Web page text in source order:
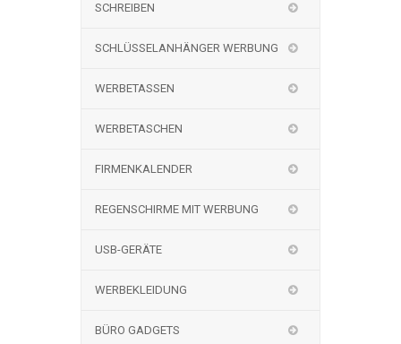
SCHREIBEN
SCHLÜSSELANHÄNGER WERBUNG
WERBETASSEN
WERBETASCHEN
FIRMENKALENDER
REGENSCHIRME MIT WERBUNG
USB-GERÄTE
WERBEKLEIDUNG
BÜRO GADGETS